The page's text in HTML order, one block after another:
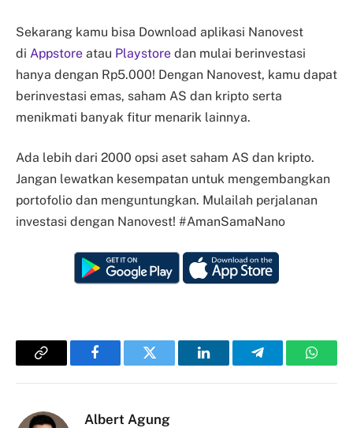
Sekarang kamu bisa Download aplikasi Nanovest
di Appstore atau Playstore dan mulai berinvestasi
hanya dengan Rp5.000! Dengan Nanovest, kamu dapat
berinvestasi emas, saham AS dan kripto serta
menikmati banyak fitur menarik lainnya.
Ada lebih dari 2000 opsi aset saham AS dan kripto.
Jangan lewatkan kesempatan untuk mengembangkan
portofolio dan menguntungkan. Mulailah perjalanan
investasi dengan Nanovest! #AmanSamaNano
Copy
FacebookTwitter LinkedInTelegram
Albert Agung